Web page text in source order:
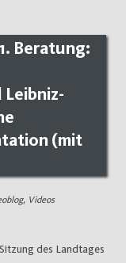
Beratung:
(mit
, Videos